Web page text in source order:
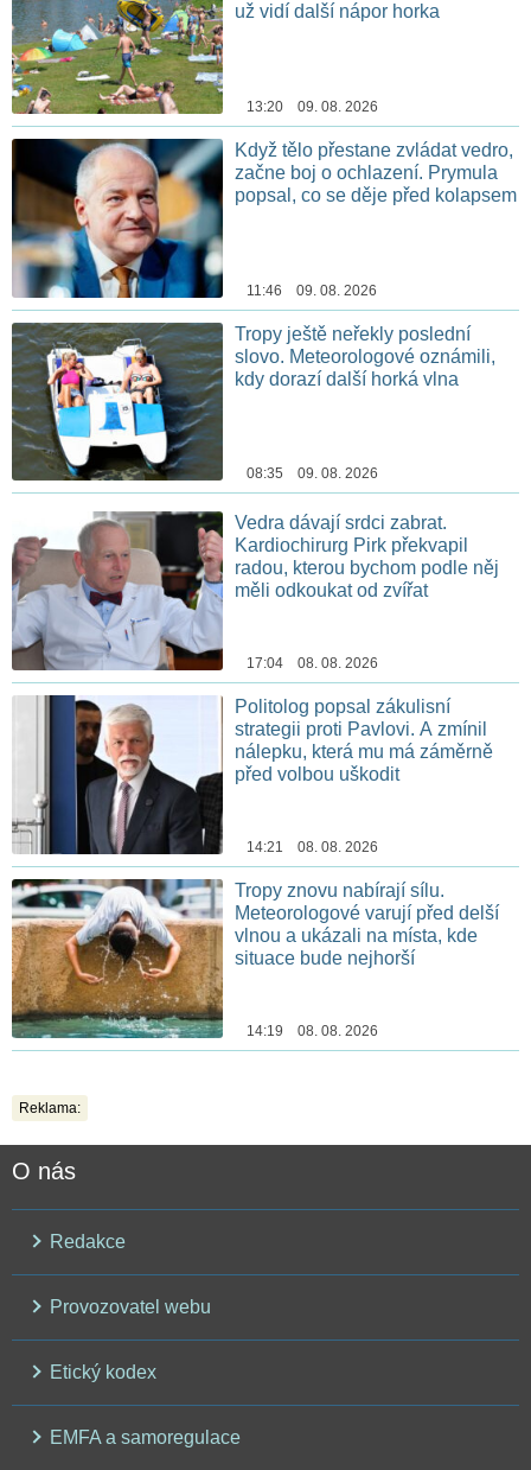
už vidí další nápor horka
13:20 09. 08. 2026
Když tělo přestane zvládat vedro,
začne boj o ochlazení. Prymula
popsal, co se děje před kolapsem
11:46 09. 08. 2026
Tropy ještě neřekly poslední
slovo. Meteorologové oznámili,
kdy dorazí další horká vlna
08:35 09. 08. 2026
Vedra dávají srdci zabrat.
Kardiochirurg Pirk překvapil
radou, kterou bychom podle něj
měli odkoukat od zvířat
17:04 08. 08. 2026
Politolog popsal zákulisní
strategii proti Pavlovi. A zmínil
nálepku, která mu má záměrně
před volbou uškodit
14:21 08. 08. 2026
Tropy znovu nabírají sílu.
Meteorologové varují před delší
vlnou a ukázali na místa, kde
situace bude nejhorší
14:19 08. 08. 2026
Reklama:
O nás
Redakce
Provozovatel webu
Etický kodex
EMFA a samoregulace